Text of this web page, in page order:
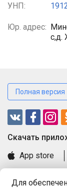
Для
УНП:
Юр. адрес:
с,д.
Полная версия
Cкачать
App store
Книга